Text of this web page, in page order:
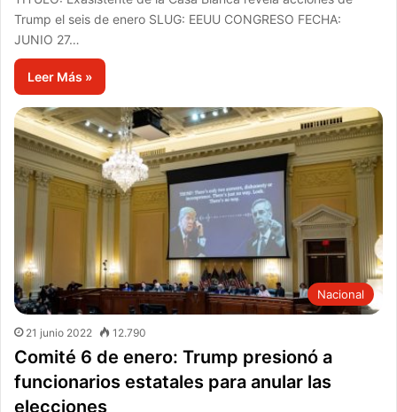
Trump el seis de enero SLUG: EEUU CONGRESO FECHA:
JUNIO 27…
Leer Más »
Nacional
21 junio 2022 12.790
Comité 6 de enero: Trump presionó a
funcionarios estatales para anular las
elecciones